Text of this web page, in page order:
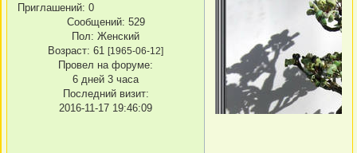
Приглашений: 0
Сообщений: 529
Пол: Женский
Возраст: 61 [1965-06-12]
Провел на форуме:
6 дней 3 часа
Последний визит:
2016-11-17 19:46:09